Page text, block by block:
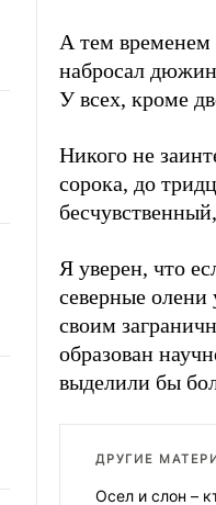
А тем временем
набросал
У всех, кроме
Никого не
сорока, до
Я уверен, что
северные олени
своим
образован
выделили бы
ДРУГИЕ
Осел и слон –